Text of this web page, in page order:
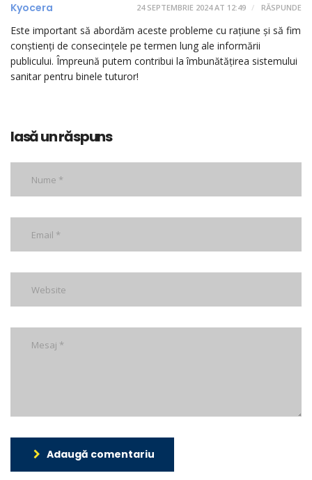
Kyocera 24 SEPTEMBRIE 2024 AT 12:49 RĂSPUNDE
Este important să abordăm aceste probleme cu rațiune și să fim
conștienți de consecințele pe termen lung ale informării
publicului. Împreună putem contribui la îmbunătățirea sistemului
sanitar pentru binele tuturor!
lasă un răspuns
Adaugă comentariu